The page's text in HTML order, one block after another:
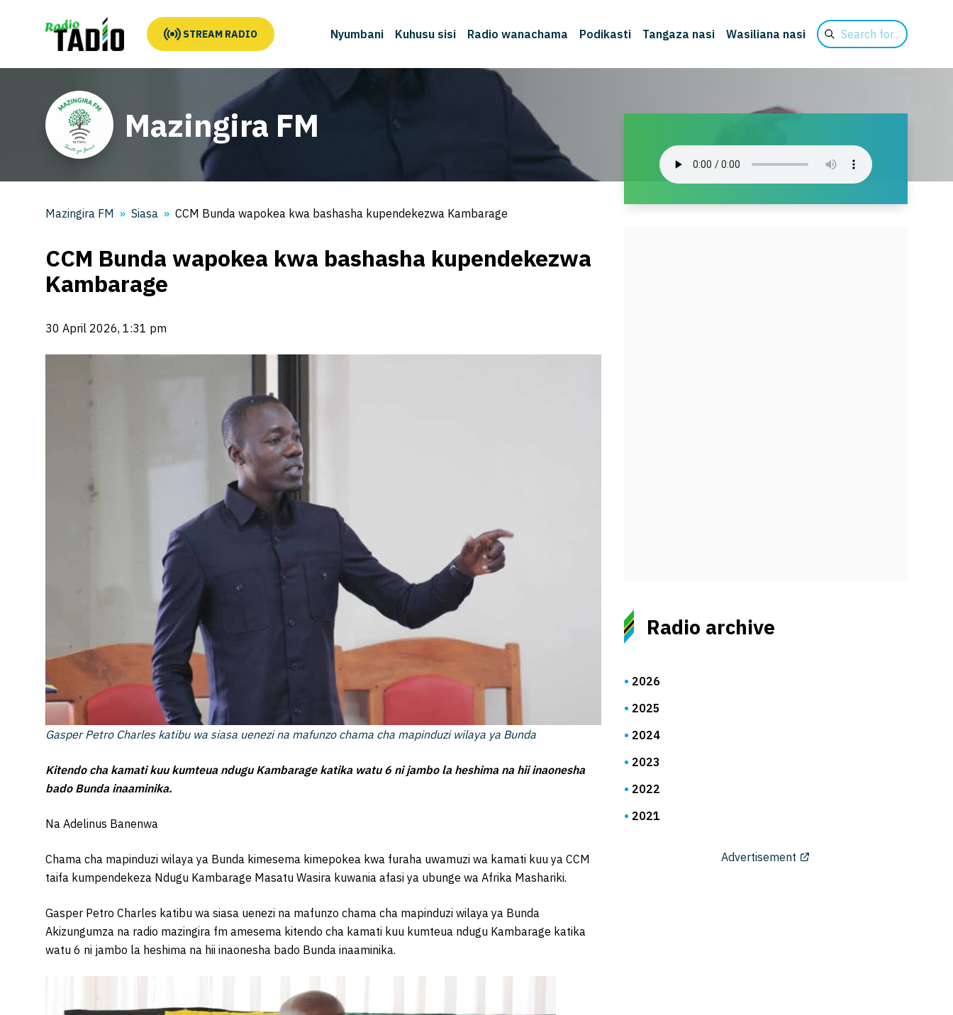
STREAM RADIO Nyumbani Kuhusu sisi Radio wanachama Podikasti Tangaza nasi Wasiliana nasi
Search
for
Mazingira FM
Mazingira FM Siasa CCM Bunda wapokea kwa bashasha kupendekezwa Kambarage
CCM Bunda wapokea kwa bashasha kupendekezwa
Kambarage
30 April 2026, 1:31 pm
Gasper Petro Charles katibu wa siasa uenezi na mafunzo chama cha mapinduzi wilaya ya Bunda
Kitendo cha kamati kuu kumteua ndugu Kambarage katika watu 6 ni jambo la heshima na hii inaonesha
bado Bunda inaaminika.
Na Adelinus Banenwa
Chama cha mapinduzi wilaya ya Bunda kimesema kimepokea kwa furaha uwamuzi wa kamati kuu ya CCM
taifa kumpendekeza Ndugu Kambarage Masatu Wasira kuwania afasi ya ubunge wa Afrika Mashariki.
Gasper Petro Charles katibu wa siasa uenezi na mafunzo chama cha mapinduzi wilaya ya Bunda
Akizungumza na radio mazingira fm amesema kitendo cha kamati kuu kumteua ndugu Kambarage katika
watu 6 ni jambo la heshima na hii inaonesha bado Bunda inaaminika.
Radio archive
2026
2025
2024
2023
2022
2021
Advertisement